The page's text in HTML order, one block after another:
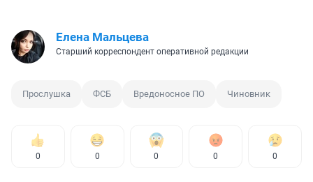
Елена Мальцева
Старший корреспондент оперативной редакции
Прослушка ФСБ Вредоносное ПО Чиновник
0 0 0 0 0